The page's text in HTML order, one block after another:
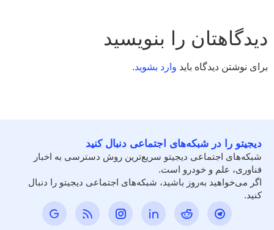
دیدگاهتان را بنویسید
برای نوشتن دیدگاه باید وارد بشوید.
دیجیتو را در شبکه‌های اجتماعی دنبال کنید
شبکه‌های اجتماعی دیجیتو سریع‌ترین روش دسترسی به اخبار
فناوری، علم و خودرو است.
اگر می‌خواهید به‌روز باشید، شبکه‌های اجتماعی دیجیتو را دنبال
کنید.